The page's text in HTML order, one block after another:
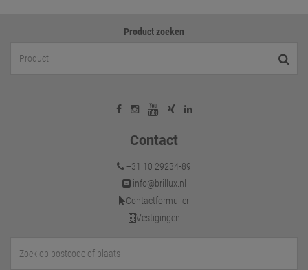
Product zoeken
Contact
+31 10 29234-89
info@brillux.nl
Contactformulier
Vestigingen